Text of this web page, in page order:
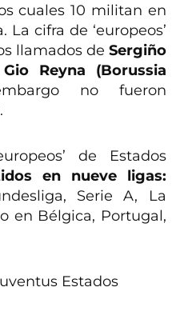
cuales 10 militan en
La cifra de ‘europeos’
llamados de Sergiño
Reyna (Borussia
no fueron
de Estados
en nueve ligas:
Serie A, La
en Bélgica, Portugal,